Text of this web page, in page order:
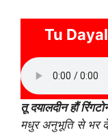
Tu
तू दयालदीन हौं
मधुर अनुभूति से भर